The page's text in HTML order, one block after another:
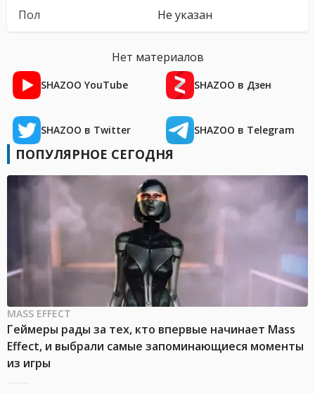
Пол Не указан
Нет материалов
SHAZOO YouTube SHAZOO в Дзен
SHAZOO в Twitter SHAZOO в Telegram
ПОПУЛЯРНОЕ СЕГОДНЯ
MASS EFFECT
Геймеры рады за тех, кто впервые начинает Mass
Effect, и выбрали самые запоминающиеся моменты
из игры